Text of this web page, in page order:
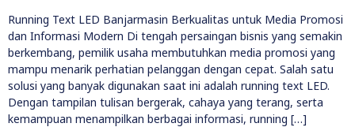
Running Text LED Banjarmasin Berkualitas untuk Media Promosi
dan Informasi Modern Di tengah persaingan bisnis yang semakin
berkembang, pemilik usaha membutuhkan media promosi yang
mampu menarik perhatian pelanggan dengan cepat. Salah satu
solusi yang banyak digunakan saat ini adalah running text LED.
Dengan tampilan tulisan bergerak, cahaya yang terang, serta
kemampuan menampilkan berbagai informasi, running […]